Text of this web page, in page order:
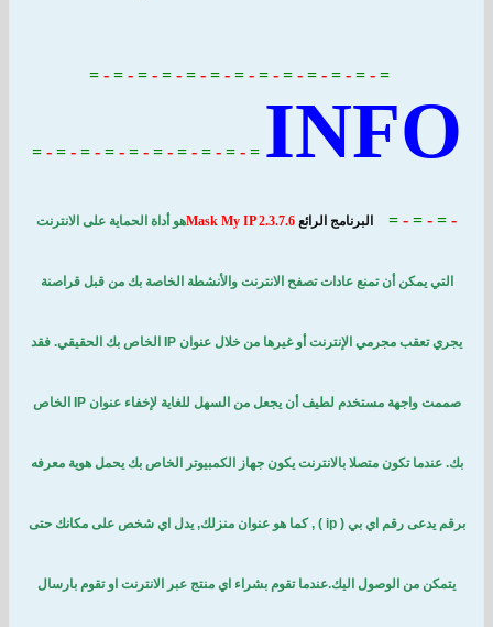
-
=
-
=
-
=
-
=
-
=
-
=
-
=
-
=
-
=
=
=
-
=
-
=
-
=
-
=
-
=
-
=
-
=
-
=
البرنامج الرائع Mask My IP 2.3.7.6هو أداة الحماية على الانترنت
أن تمنع عادات تصفح الانترنت والأنشطة الخاصة بك من قبل قراصنة
يجري تعقب مجرمي الإنترنت أو غيرها من خلال عنوان IP الخاص بك الحقيقي. فقد
صممت واجهة مستخدم لطيف أن يجعل من السهل للغاية لإخفاء عنوان IP الخاص
متصلا بالانترنت يكون جهاز الكمبيوتر الخاص بك يحمل هوية معرفه
برقم يدعى رقم اي بي ( ip ) , كما هو عنوان منزلك, يدل اي شخص على مكانك حتى
الوصول اليك.عندما تقوم بشراء اي منتج عبر الانترنت او تقوم بارسال